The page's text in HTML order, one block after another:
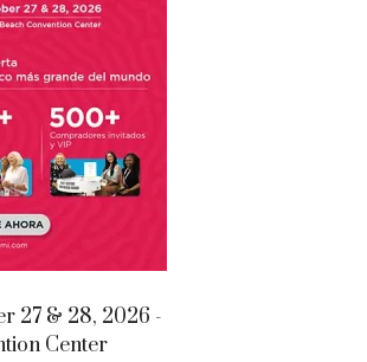
27 & 28, 2026 -
Center